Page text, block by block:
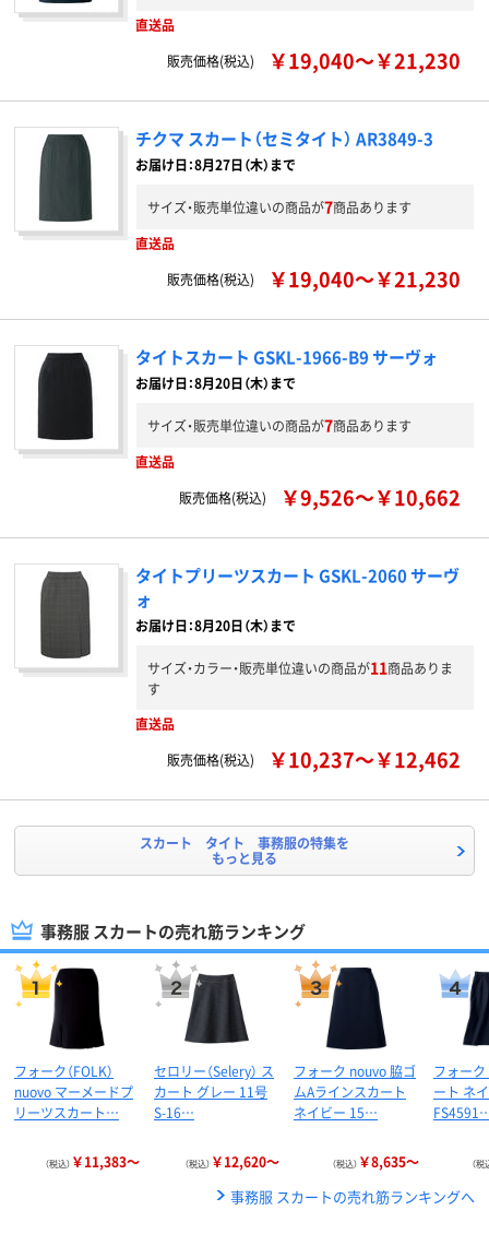
直送品
販売価格(税込)
￥19,040～￥21,230
チクマ スカート（セミタイト） AR3849-3
お届け日：8月27日（木）まで
サイズ・販売単位違いの商品が7商品あります
直送品
販売価格(税込)
￥19,040～￥21,230
タイトスカート GSKL-1966-B9 サーヴォ
お届け日：8月20日（木）まで
サイズ・販売単位違いの商品が7商品あります
直送品
販売価格(税込)
￥9,526～￥10,662
タイトプリーツスカート GSKL-2060 サーヴ
ォ
お届け日：8月20日（木）まで
サイズ・カラー・販売単位違いの商品が11商品ありま
す
直送品
販売価格(税込)
￥10,237～￥12,462
スカート タイト 事務服の特集を
もっと見る
事務服 スカートの売れ筋ランキング
フォーク（FOLK）
nuovo マーメードプ
リーツスカート…
（税込） ￥11,383～
セロリー（Selery） ス
カート グレー 11号
S-16…
（税込） ￥12,620～
フォーク nouvo 脇ゴ
ムAラインスカート
ネイビー 15…
（税込） ￥8,635～
フォー
ート ネ
（税
事務服 スカートの売れ筋ランキングへ